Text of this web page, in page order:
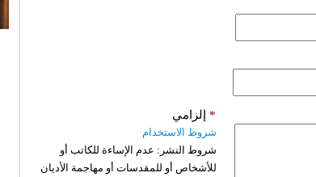
إلزامي *
شروط الاستخدام
شروط النشر: عدم الإساءة للكاتب أو
للأشخاص أو للمقدسات أو مهاجمة الأديان